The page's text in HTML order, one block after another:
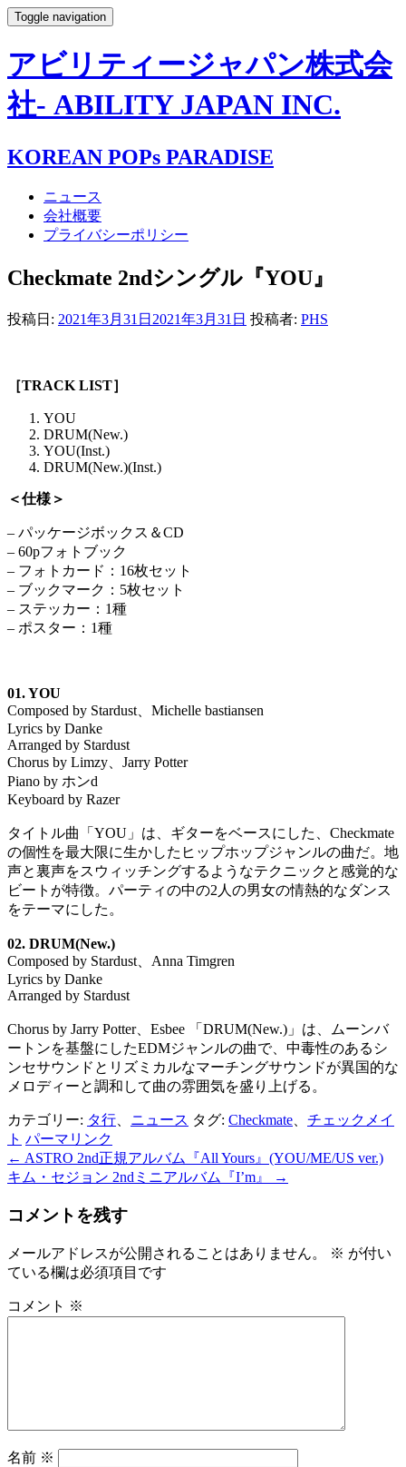
Toggle navigation
アビリティージャパン株式会
社- ABILITY JAPAN INC.
KOREAN POPs PARADISE
ニュース
会社概要
プライバシーポリシー
Checkmate 2ndシングル『YOU』
投稿日: 2021年3月31日 2021年3月31日 投稿者: PHS
［TRACK LIST］
YOU
DRUM(New.)
YOU(Inst.)
DRUM(New.)(Inst.)
＜仕様＞
– パッケージボックス＆CD
– 60pフォトブック
– フォトカード：16枚セット
– ブックマーク：5枚セット
– ステッカー：1種
– ポスター：1種
01. YOU
Composed by Stardust、Michelle bastiansen
Lyrics by Danke
Arranged by Stardust
Chorus by Limzy、Jarry Potter
Piano by ホンd
Keyboard by Razer
タイトル曲「YOU」は、ギターをベースにした、Checkmate
の個性を最大限に生かしたヒップホップジャンルの曲だ。地
声と裏声をスウィッチングするようなテクニックと感覚的な
ビートが特徴。パーティの中の2人の男女の情熱的なダンス
をテーマにした。
02. DRUM(New.)
Composed by Stardust、Anna Timgren
Lyrics by Danke
Arranged by Stardust
Chorus by Jarry Potter、Esbee 「DRUM(New.)」は、ムーンバ
ートンを基盤にしたEDMジャンルの曲で、中毒性のあるシ
ンセサウンドとリズミカルなマーチングサウンドが異国的な
メロディーと調和して曲の雰囲気を盛り上げる。
カテゴリー: タ行 ニュース タグ: Checkmate
チェックメイ
ト パーマリンク
投
稿
ナ
ビ
ゲ
ー
← ASTRO 2nd正規アルバム『All Yours』(YOU/ME/US ver.)
キム・セジョン 2ndミニアルバム『I’m』
→
コメントを残す
メールアドレスが公開されることはありません。 ※ が付い
ている欄は必須項目です
コメント ※
名前 ※